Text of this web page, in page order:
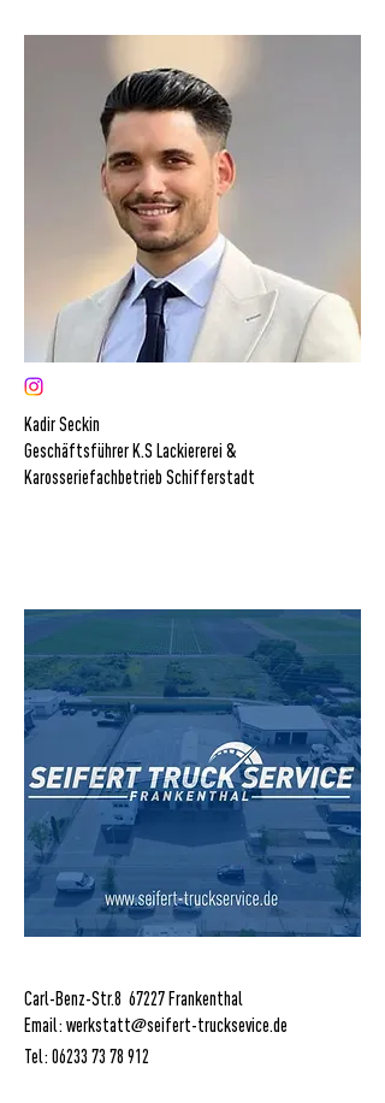
Kadir Seckin
Geschäftsführer K.S Lackiererei &
Karosseriefachbetrieb Schifferstadt
Carl-Benz-Str.8 67227 Frankenthal
Email: werkstatt@seifert-trucksevice.de
Tel: 06233 73 78 912